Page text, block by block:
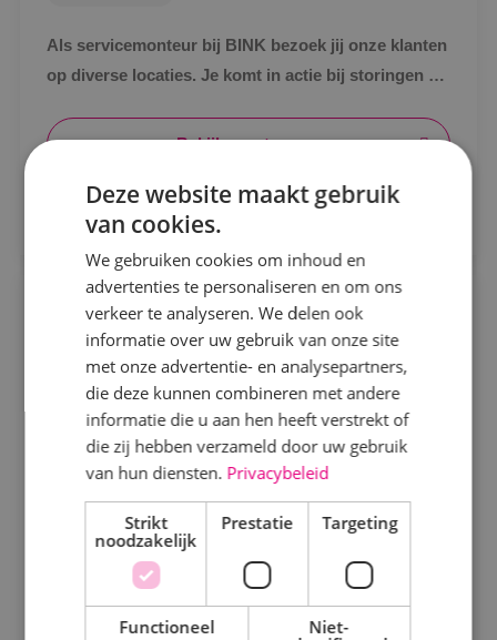
Kaatsheuvel
Sprundel
Specialisme
Beveiligingstechniek
Elektrotechniek
Energietechniek
Staf
Uren
Fulltime
Als servicemonteur bij BINK bezoek jij onze klanten
op diverse locaties. Je komt in actie bij storingen en
Bekijk vacature
Direct solliciteren
Projectleider KLP elektrotechniek
Elektrotechniek Fulltime
Sprundel
Leid kortlopende utiliteitsprojecten van A tot Z,
stuur je team aan en maak het verschil voor klanten.
en het vertrouwen om te ondernemen.
Bekijk vacature
Direct solliciteren
Deze website maakt gebruik
van cookies.
We gebruiken cookies om inhoud en
advertenties te personaliseren en om ons
verkeer te analyseren. We delen ook
informatie over uw gebruik van onze site
met onze advertentie- en analysepartners,
die deze kunnen combineren met andere
informatie die u aan hen heeft verstrekt of
die zij hebben verzameld door uw gebruik
van hun diensten. Privacybeleid
Strikt
noodzakelijk
Prestatie Targeting
Functioneel
Niet-